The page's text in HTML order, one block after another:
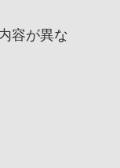
容が異な